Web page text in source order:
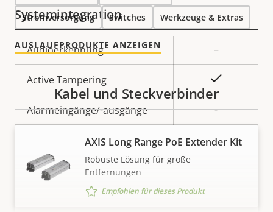
Systemintegration
Eigentumsbeschreibung Eigentumswert
Audioerkennung –
Active Tampering
Alarmeingänge/-ausgänge -
Serielle Anschlüsse Ja
Videobasierte
Bewegungserkennung
Stromversorgung Switches Werkzeuge & Extras
AUSLAUFPRODUKTE ANZEIGEN
Kabel und Steckverbinder
AXIS Long Range PoE Extender Kit
Robuste Lösung für große
Entfernungen
Empfohlen für dieses Produkt